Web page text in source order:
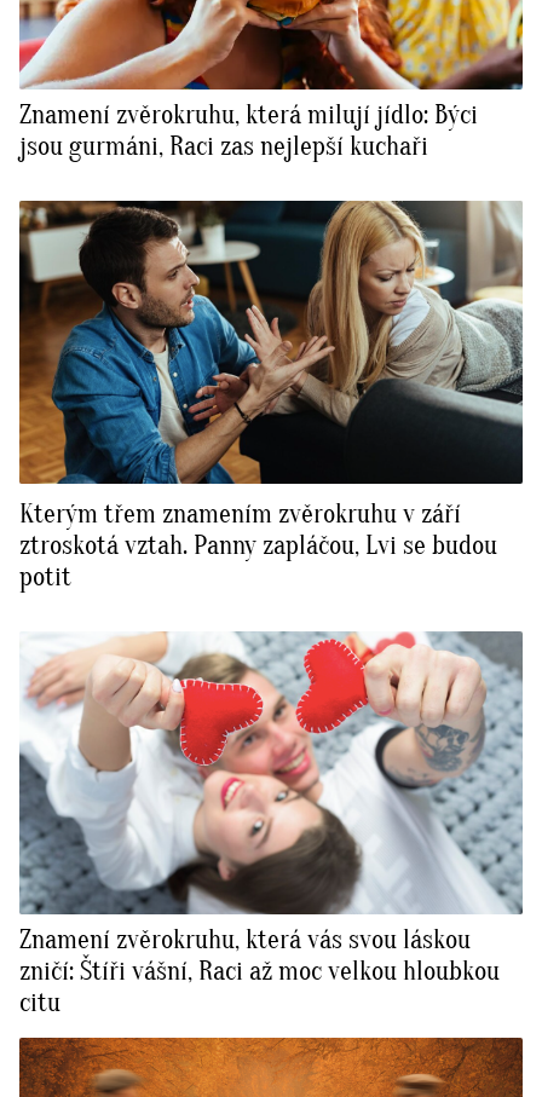
Znamení zvěrokruhu, která milují jídlo: Býci
jsou gurmáni, Raci zas nejlepší kuchaři
Kterým třem znamením zvěrokruhu v září
ztroskotá vztah. Panny zapláčou, Lvi se budou
potit
Znamení zvěrokruhu, která vás svou láskou
zničí: Štíři vášní, Raci až moc velkou hloubkou
citu